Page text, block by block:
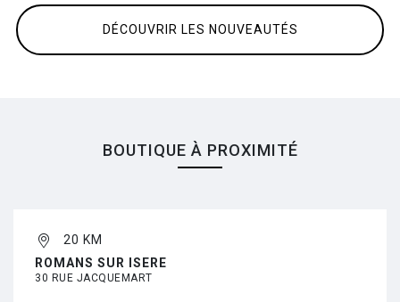
DÉCOUVRIR LES NOUVEAUTÉS
BOUTIQUE À PROXIMITÉ
20 KM
ROMANS SUR ISERE
30 RUE JACQUEMART